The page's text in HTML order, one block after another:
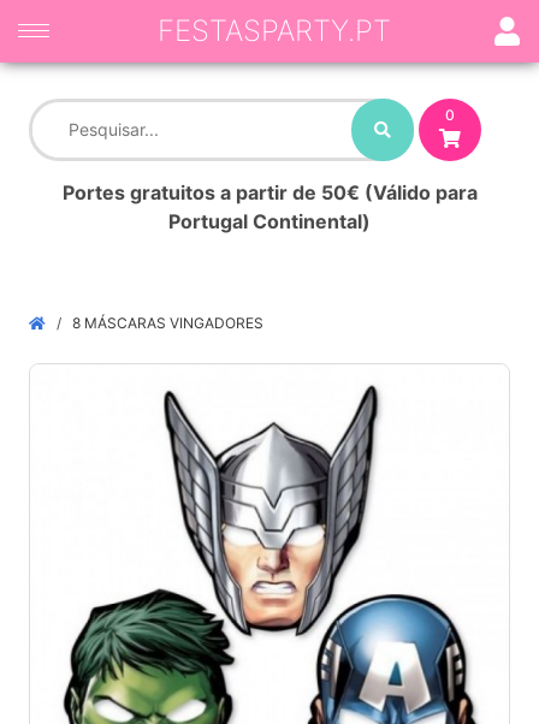
0
Portes gratuitos a partir de 50€ (Válido para
Portugal Continental)
FESTASPARTY.PT
8 MÁSCARAS VINGADORES